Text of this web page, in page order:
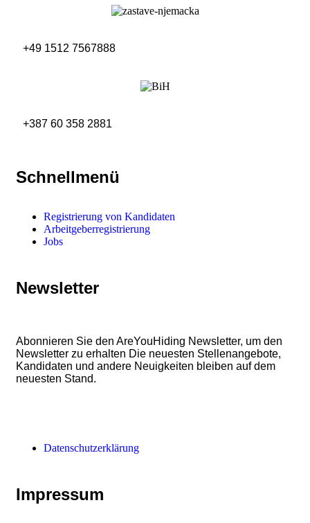
+49 1512 7567888
+387 60 358 2881
Schnellmenü
Registrierung von Kandidaten
Arbeitgeberregistrierung
Jobs
Newsletter
Abonnieren Sie den AreYouHiding Newsletter, um den
Newsletter zu erhalten Die neuesten Stellenangebote,
Kandidaten und andere Neuigkeiten bleiben auf dem
neuesten Stand.
Impressum
Datenschutzerklärung